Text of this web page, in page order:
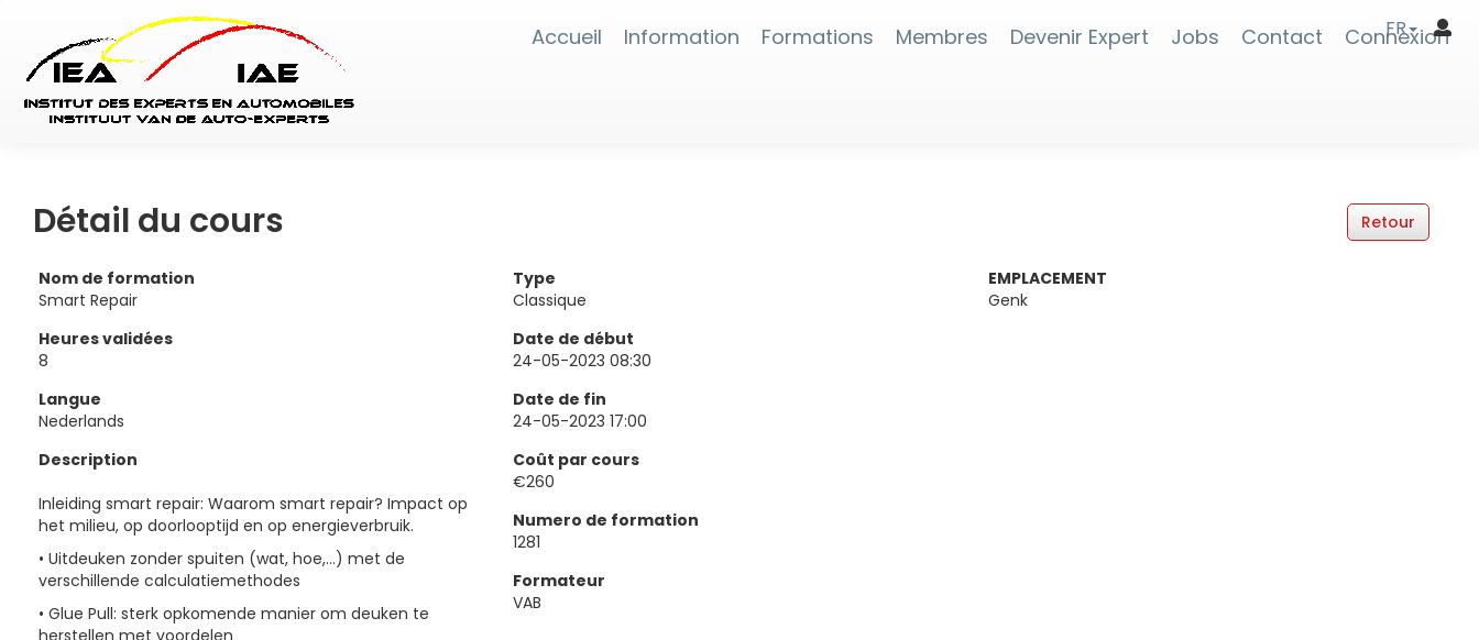
Accueil Information Formations Membres Devenir Expert Jobs Contact Connexion
FR
Détail du cours
Nom de formation
Smart Repair
Heures validées
8
Langue
Nederlands
Description
Inleiding smart repair: Waarom smart repair? Impact op
het milieu, op doorlooptijd en op energieverbruik.
• Uitdeuken zonder spuiten (wat, hoe,…) met de
verschillende calculatiemethodes
• Glue Pull: sterk opkomende manier om deuken te
herstellen met voordelen
Type
Classique
Date de début
24-05-2023 08:30
Date de fin
24-05-2023 17:00
Coût par cours
€260
Numero de formation
1281
Formateur
VAB
EMPLACEMENT
Genk